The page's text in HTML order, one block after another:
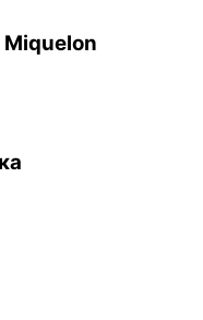
Miquelon